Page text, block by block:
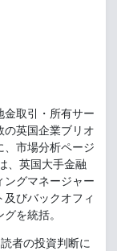
金取引・所有サー
の英国企業ブリオ
、市場分析ページ
、英国大手金融
ングマネージャー
びバックオフィ
を統括。
者の投資判断に